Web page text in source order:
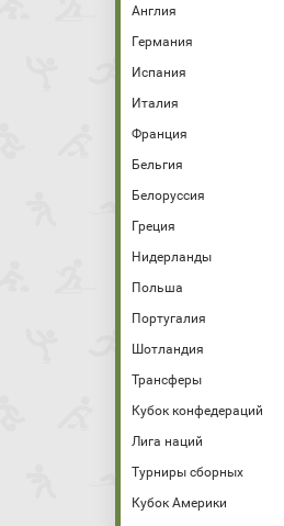
Англия
Германия
Испания
Италия
Франция
Бельгия
Белоруссия
Греция
Нидерланды
Польша
Португалия
Шотландия
Трансферы
Кубок конфедераций
Лига наций
Турниры сборных
Кубок Америки